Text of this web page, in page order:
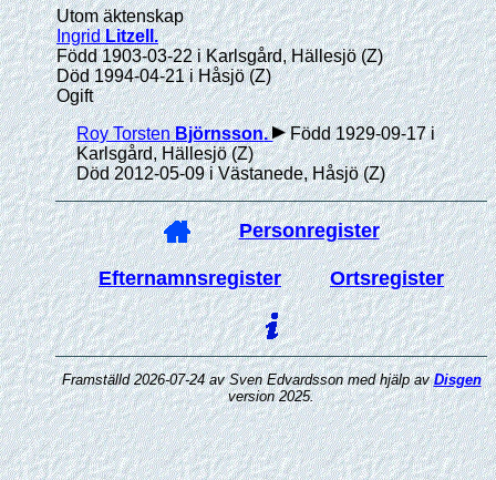
Utom äktenskap
Ingrid Litzell.
Född 1903-03-22 i Karlsgård, Hällesjö (Z)
Död 1994-04-21 i Håsjö (Z)
Ogift
Roy Torsten Björnsson.
Född 1929-09-17 i
Karlsgård, Hällesjö (Z)
Död 2012-05-09 i Västanede, Håsjö (Z)
Personregister
Efternamnsregister Ortsregister
Framställd 2026-07-24 av Sven Edvardsson med hjälp avDisgen
version 2025.